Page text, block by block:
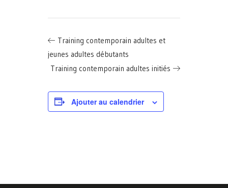
Training contemporain adultes et
jeunes adultes débutants
Training contemporain adultes initiés
Ajouter au calendrier